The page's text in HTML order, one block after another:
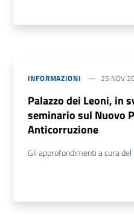
INFORMAZIONI 25 NOV
Palazzo dei Leoni, in
seminario sul Nuovo
Anticorruzione
Gli approfondimenti a cura del